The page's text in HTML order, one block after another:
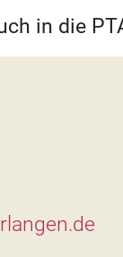
in die